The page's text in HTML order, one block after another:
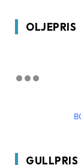
OLJEPRIS
GULLPRIS